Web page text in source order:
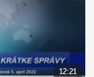
12:21